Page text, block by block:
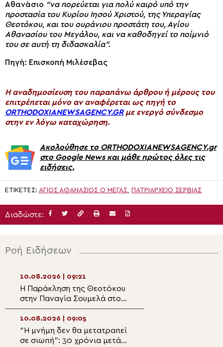
Αθανάσιο “να πορεύεται για πολύ καιρό υπό την
προστασία του Κυρίου Ιησού Χριστού, της Υπεραγίας
Θεοτόκου, και του ουράνιου προστάτη του, Αγίου
Αθανασίου του Μεγάλου, και να καθοδηγεί το ποίμνιό
του σε αυτή τη διδασκαλία”.
Πηγή: Επισκοπή Μιλέσεβας
H αναδημοσίευση του παραπάνω άρθρου ή μέρους του
επιτρέπεται μόνο αν αναφέρεται ως πηγή το
ORTHODOXIANEWSAGENCY.GRμε ενεργό σύνδεσμο
στην εν λόγω καταχώρηση.
Ακολούθησε το ORTHODOXIANEWSAGENCY.gr
στο Google News και μάθε πρώτος όλες τις
ειδήσεις.
ΕΤΙΚΈΤΕΣ: ΆΓΙΟΣ ΑΘΑΝΆΣΙΟΣ Ο ΜΈΓΑΣ, ΠΑΤΡΙΑΡΧΕΊΟ ΣΕΡΒΊΑΣ
Διαδώστε:
Ροή Ειδήσεων
10.08.2026 | 09:21
Η Παράκληση της Θεοτόκου
στην Παναγία Σουμελά στο
Βέρμιο
10.08.2026 | 09:05
“Η μνήμη δεν θα μετατραπεί
σε σιωπή”: 30 χρόνια μετά